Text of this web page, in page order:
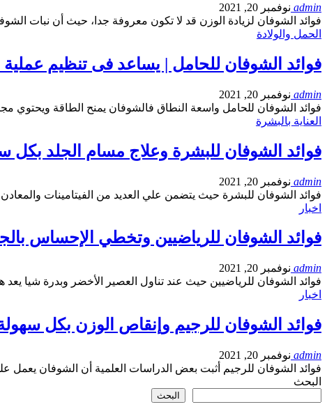
admin نوفمبر 20, 2021
فوائد الشوفان لزيادة الوزن قد لا تكون معروفة جدا، حيث أن نبات
الحمل والولادة
فوائد الشوفان للحامل | يساعد فى تنظيم
admin نوفمبر 20, 2021
فوائد الشوفان للحامل واسعة النطاق فالشوفان يمنح الطاقة ويحتوي
العناية بالبشرة
فوائد الشوفان للبشرة وعلاج مسام الجلد بكل
admin نوفمبر 20, 2021
فوائد الشوفان للبشرة حيث يتضمن علي العديد من الفيتامينات
اخبار
فوائد الشوفان للرياضيين وتخطي الإحساس
admin نوفمبر 20, 2021
فوائد الشوفان للرياضيين حيث عند تناول العصير الأخضر وبدرة شيا يعد
اخبار
فوائد الشوفان للرجيم وإنقاص الوزن بكل
admin نوفمبر 20, 2021
فوائد الشوفان للرجيم أثبت بعض الدراسات العلمية أن الشوفان يعمل
البحث
البحث